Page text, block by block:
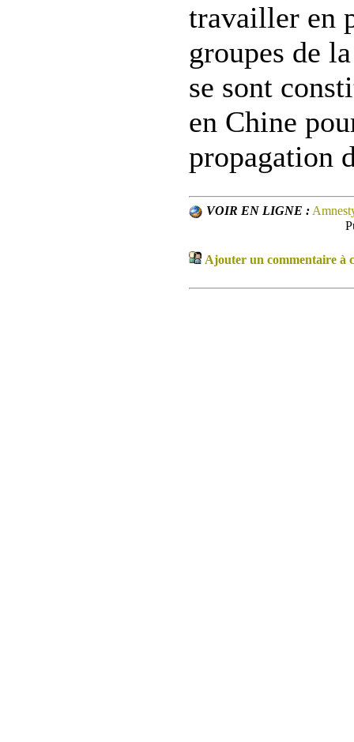
travailler en
groupes de
se sont
en Chine
propagation
VOIR EN LIGNE :
Ajouter un commentaire à